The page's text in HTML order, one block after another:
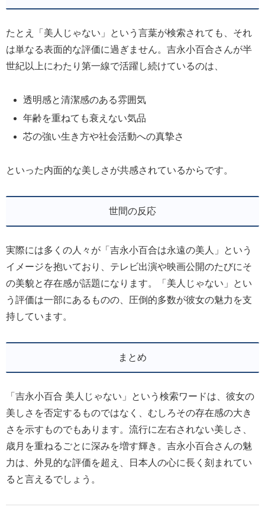
たとえ「美人じゃない」という言葉が検索されても、それ
は単なる表面的な評価に過ぎません。吉永小百合さんが半
世紀以上にわたり第一線で活躍し続けているのは、
透明感と清潔感のある雰囲気
年齢を重ねても衰えない気品
芯の強い生き方や社会活動への真摯さ
といった内面的な美しさが共感されているからです。
世間の反応
実際には多くの人々が「吉永小百合は永遠の美人」という
イメージを抱いており、テレビ出演や映画公開のたびにそ
の美貌と存在感が話題になります。「美人じゃない」とい
う評価は一部にあるものの、圧倒的多数が彼女の魅力を支
持しています。
まとめ
「吉永小百合 美人じゃない」という検索ワードは、彼女の
美しさを否定するものではなく、むしろその存在感の大き
さを示すものでもあります。流行に左右されない美しさ、
歳月を重ねるごとに深みを増す輝き。吉永小百合さんの魅
力は、外見的な評価を超え、日本人の心に長く刻まれてい
ると言えるでしょう。